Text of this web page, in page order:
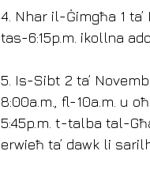
4. Nhar il-Ġimgħa 1
tas-6:15p.m. ikollna
5. Is-Sibt 2 ta’
8:00a.m., fl-10a.m. u
5:45p.m. t-talba tal-
erwieħ ta’ dawk li